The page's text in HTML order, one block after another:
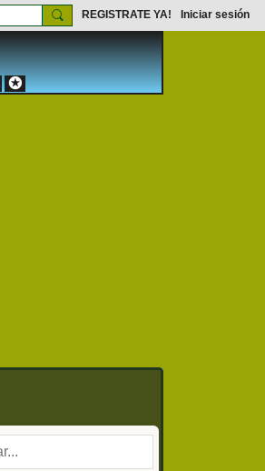
REGISTRATE YA! Iniciar sesión
✪